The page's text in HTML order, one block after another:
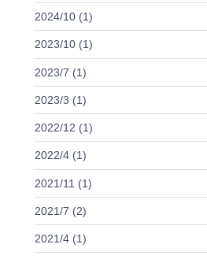
2024/10 (1)
2023/10 (1)
2023/7 (1)
2023/3 (1)
2022/12 (1)
2022/4 (1)
2021/11 (1)
2021/7 (2)
2021/4 (1)